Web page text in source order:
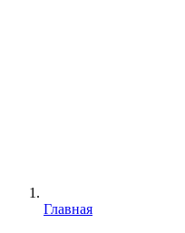
Главная